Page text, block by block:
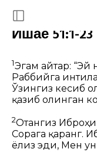
Ишаё 51:1-
1Эгам айтар: “Эй
Раббийга
Ўзингиз кесиб
қазиб олинган
2Отангиз
Сорага қаранг.
ёлғиз эди, Мен